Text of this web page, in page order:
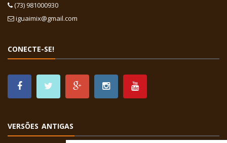
(73) 981000930
iguaimix@gmail.com
CONECTE-SE!
VERSÕES ANTIGAS